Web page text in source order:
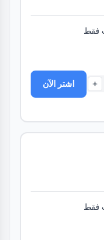
فقط
+ اشتر الآن
فقط